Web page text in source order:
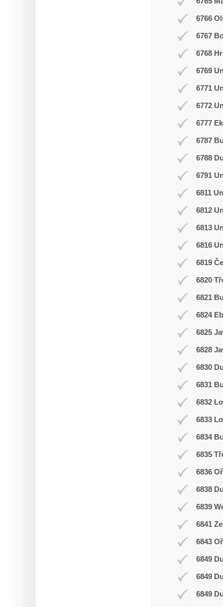
6766
6767
6768
6769
6771
6772
6777
6787
6788
6791
6811
6812
6813
6816
6819
6820
6821
6824
6825
6828
6830
6831
6832
6833
6834
6835
6836
6838
6839
6841
6843
6849
6849
6849